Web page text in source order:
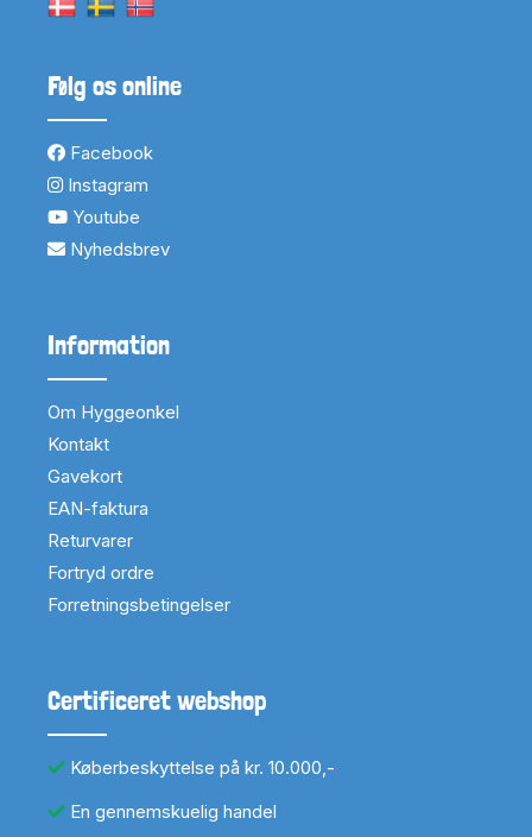
Følg os online
Facebook
Instagram
Youtube
Nyhedsbrev
Information
Om Hyggeonkel
Kontakt
Gavekort
EAN-faktura
Returvarer
Fortryd ordre
Forretningsbetingelser
Certificeret webshop
Køberbeskyttelse på kr. 10.000,-
En gennemskuelig handel